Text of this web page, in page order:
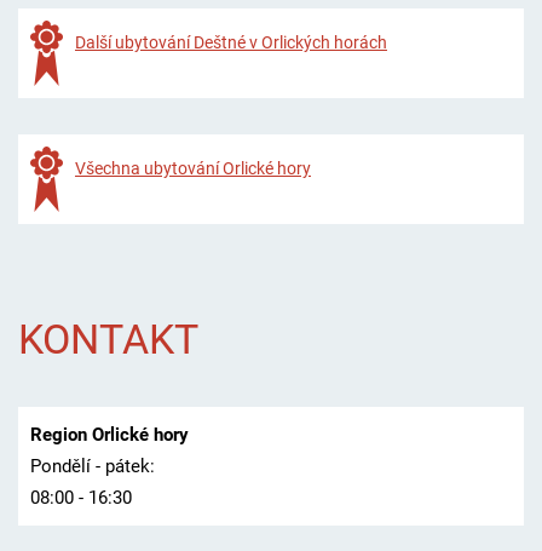
Další ubytování Deštné v Orlických horách
Všechna ubytování Orlické hory
KONTAKT
Region Orlické hory
Pondělí - pátek:
08:00 - 16:30